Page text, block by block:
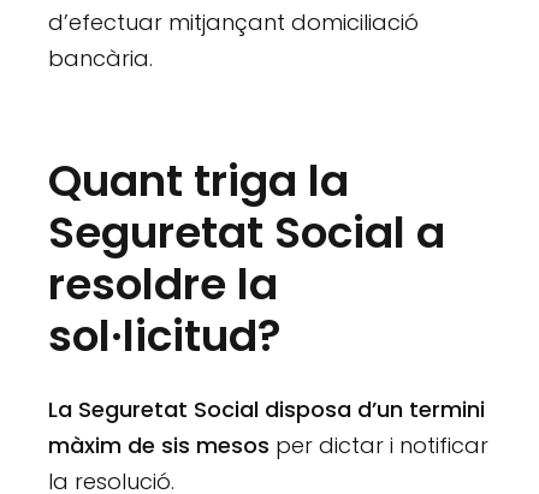
d’efectuar mitjançant domiciliació
bancària.
Quant triga la
Seguretat Social a
resoldre la
sol·licitud?
La Seguretat Social disposa d’un termini
màxim de sis mesos per dictar i notificar
la resolució.